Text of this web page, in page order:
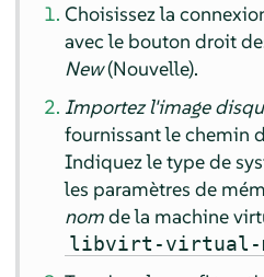
Choisissez la
avec le bouton droit
New(Nouvelle).
Importez l'image
fournissant le chemin
Indiquez le type de
les paramètres de
nomde la machine
libvirt-virtual-